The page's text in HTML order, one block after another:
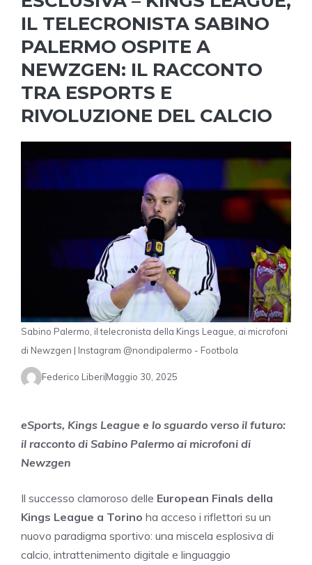
IL TELECRONISTA SABINO
PALERMO OSPITE A
NEWZGEN: IL RACCONTO
TRA ESPORTS E
RIVOLUZIONE DEL CALCIO
Sabino Palermo, il telecronista della Kings League, ai microfoni
di Newzgen | Instagram @nondipalermo - Footbola
Federico LiberiMaggio 30, 2025
eSports, Kings League e lo sguardo verso il futuro:
il racconto di Sabino Palermo ai microfoni di
Newzgen
Il successo clamoroso delle European Finals della
Kings League a Torino ha acceso i riflettori su un
nuovo paradigma sportivo: una miscela esplosiva di
calcio, intrattenimento digitale e linguaggio